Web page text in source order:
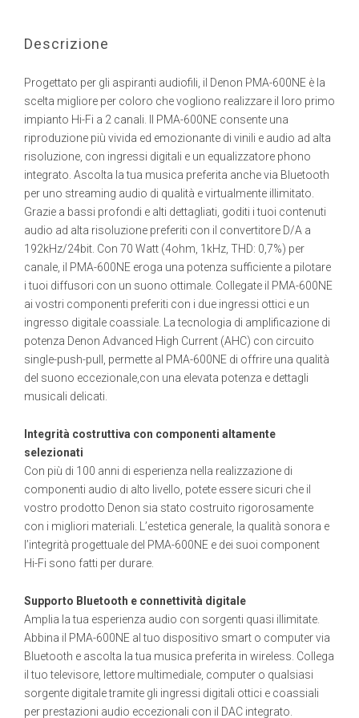
Descrizione
Progettato per gli aspiranti audiofili, il Denon PMA-600NE è la
scelta migliore per coloro che vogliono realizzare il loro primo
impianto Hi-Fi a 2 canali. Il PMA-600NE consente una
riproduzione più vivida ed emozionante di vinili e audio ad alta
risoluzione, con ingressi digitali e un equalizzatore phono
integrato. Ascolta la tua musica preferita anche via Bluetooth
per uno streaming audio di qualità e virtualmente illimitato.
Grazie a bassi profondi e alti dettagliati, goditi i tuoi contenuti
audio ad alta risoluzione preferiti con il convertitore D/A a
192kHz/24bit. Con 70 Watt (4ohm, 1kHz, THD: 0,7%) per
canale, il PMA-600NE eroga una potenza sufficiente a pilotare
i tuoi diffusori con un suono ottimale. Collegate il PMA-600NE
ai vostri componenti preferiti con i due ingressi ottici e un
ingresso digitale coassiale. La tecnologia di amplificazione di
potenza Denon Advanced High Current (AHC) con circuito
single-push-pull, permette al PMA-600NE di offrire una qualità
del suono eccezionale,con una elevata potenza e dettagli
musicali delicati.
Integrità costruttiva con componenti altamente
selezionati
Con più di 100 anni di esperienza nella realizzazione di
componenti audio di alto livello, potete essere sicuri che il
vostro prodotto Denon sia stato costruito rigorosamente
con i migliori materiali. L’estetica generale, la qualità sonora e
l’integrità progettuale del PMA-600NE e dei suoi component
Hi-Fi sono fatti per durare.
Supporto Bluetooth e connettività digitale
Amplia la tua esperienza audio con sorgenti quasi illimitate.
Abbina il PMA-600NE al tuo dispositivo smart o computer via
Bluetooth e ascolta la tua musica preferita in wireless. Collega
il tuo televisore, lettore multimediale, computer o qualsiasi
sorgente digitale tramite gli ingressi digitali ottici e coassiali
per prestazioni audio eccezionali con il DAC integrato.